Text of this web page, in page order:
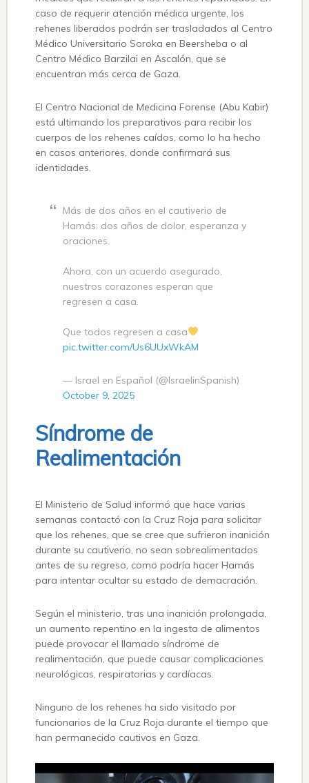
caso de requerir atención médica urgente, los
rehenes liberados podrán ser trasladados al Centro
Médico Universitario Soroka en Beersheba o al
Centro Médico Barzilai en Ascalón, que se
encuentran más cerca de Gaza.
El Centro Nacional de Medicina Forense (Abu Kabir)
está ultimando los preparativos para recibir los
cuerpos de los rehenes caídos, como lo ha hecho
en casos anteriores, donde confirmará sus
identidades.
Más de dos años en el cautiverio de
Hamás: dos años de dolor, esperanza y
oraciones.
Ahora, con un acuerdo asegurado,
nuestros corazones esperan que
regresen a casa.
Que todos regresen a casa
pic.twitter.com/Us6UUxWkAM
— Israel en Español (@IsraelinSpanish)
October 9, 2025
Síndrome de
Realimentación
El Ministerio de Salud informó que hace varias
semanas contactó con la Cruz Roja para solicitar
que los rehenes, que se cree que sufrieron inanición
durante su cautiverio, no sean sobrealimentados
antes de su regreso, como podría hacer Hamás
para intentar ocultar su estado de demacración.
Según el ministerio, tras una inanición prolongada,
un aumento repentino en la ingesta de alimentos
puede provocar el llamado síndrome de
realimentación, que puede causar complicaciones
neurológicas, respiratorias y cardíacas.
Ninguno de los rehenes ha sido visitado por
funcionarios de la Cruz Roja durante el tiempo que
han permanecido cautivos en Gaza.